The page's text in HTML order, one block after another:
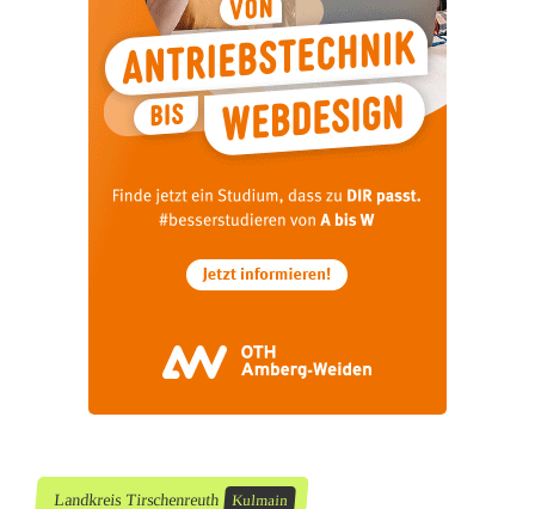
Landkreis Tirschenreuth Kulmain